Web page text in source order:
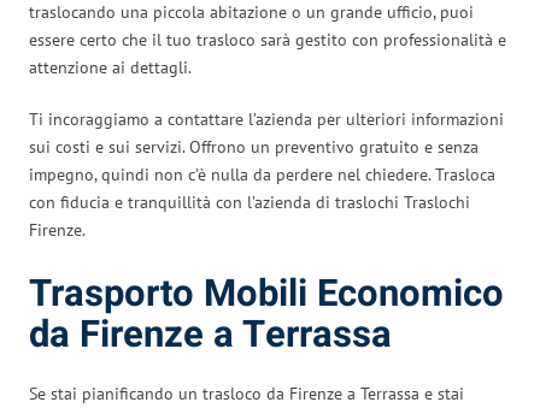
traslocando una piccola abitazione o un grande ufficio, puoi
essere certo che il tuo trasloco sarà gestito con professionalità e
attenzione ai dettagli.
Ti incoraggiamo a contattare l’azienda per ulteriori informazioni
sui costi e sui servizi. Offrono un preventivo gratuito e senza
impegno, quindi non c’è nulla da perdere nel chiedere. Trasloca
con fiducia e tranquillità con l’azienda di traslochi Traslochi
Firenze.
Trasporto Mobili Economico
da Firenze a Terrassa
Se stai pianificando un trasloco da Firenze a Terrassa e stai